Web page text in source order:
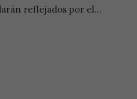
reflejados por el…